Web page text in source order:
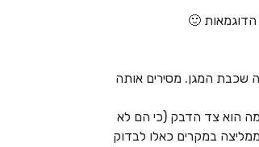
שכבת המגן. מסירים אותה
הוא צד הדבק (כי הם לא
ממליצה במקרים כאלו לבדוק